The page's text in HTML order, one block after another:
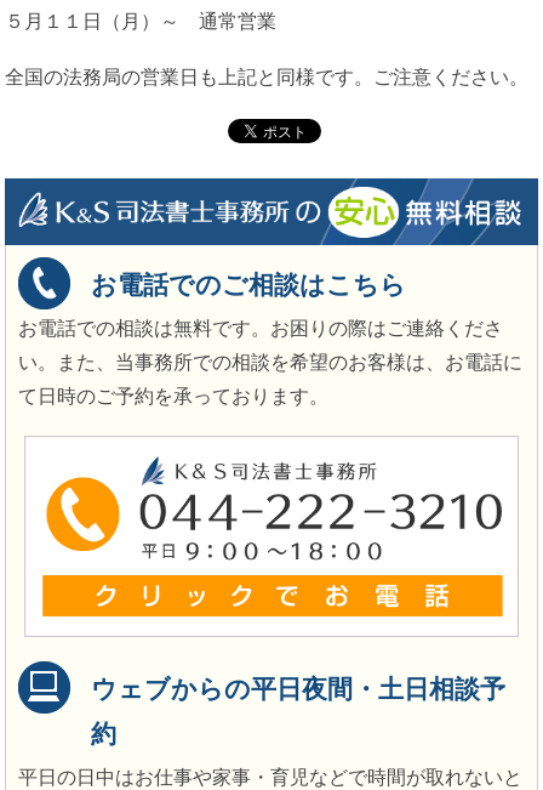
５月１１日（月）～ 通常営業
全国の法務局の営業日も上記と同様です。ご注意ください。
お電話でのご相談はこちら
お電話での相談は無料です。お困りの際はご連絡くださ
い。また、当事務所での相談を希望のお客様は、お電話に
て日時のご予約を承っております。
ウェブからの平日夜間・土日相談予
約
平日の日中はお仕事や家事・育児などで時間が取れないと